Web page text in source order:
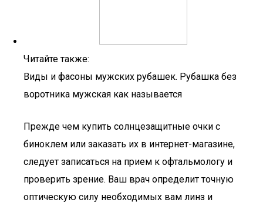
Читайте также:
Виды и фасоны мужских рубашек. Рубашка без
воротника мужская как называется
Прежде чем купить солнцезащитные очки с
биноклем или заказать их в интернет-магазине,
следует записаться на прием к офтальмологу и
проверить зрение. Ваш врач определит точную
оптическую силу необходимых вам линз и